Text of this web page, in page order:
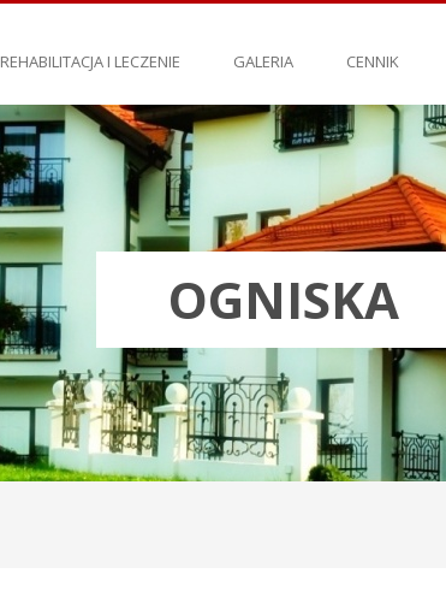
REHABILITACJA I LECZENIE GALERIA CENNIK
OGNISKA